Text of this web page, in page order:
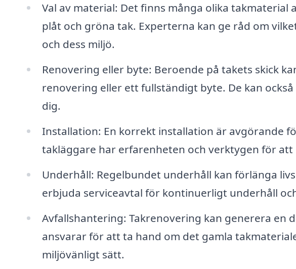
Val av material: Det finns många olika takmaterial
plåt och gröna tak. Experterna kan ge råd om
och dess miljö.
Renovering eller byte: Beroende på takets skick
renovering eller ett fullständigt byte. De kan
dig.
Installation: En korrekt installation är avgörande
takläggare har erfarenheten och verktygen för
Underhåll: Regelbundet underhåll kan förlänga
erbjuda serviceavtal för kontinuerligt underhåll
Avfallshantering: Takrenovering kan generera en
ansvarar för att ta hand om det gamla
miljövänligt sätt.